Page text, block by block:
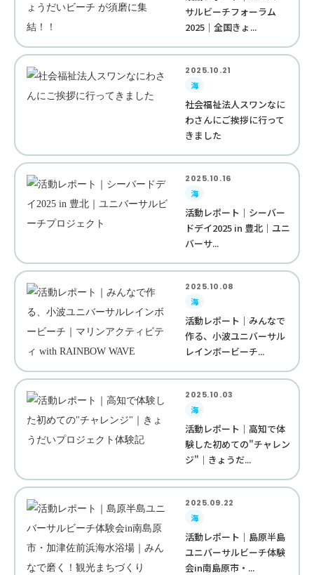
サルビーチフォーラム
2025｜全国きょ...
2025.10.21
海
社会福祉法人スワンなに
わさんにご挨拶に行って
きました
2025.10.16
海
活動レポート｜シーバー
ドデイ2025 in 豊北｜ユニ
バーサ...
2025.10.08
海
活動レポート｜みんなで
作る、小波ユニバーサル
レインボービーチ...
2025.10.03
海
活動レポート｜高知で体
験した初めての"チャレン
ジ"｜きょうだ...
2025.09.22
海
活動レポート｜島原半島
ユニバーサルビーチ体験
会in南島原市・...